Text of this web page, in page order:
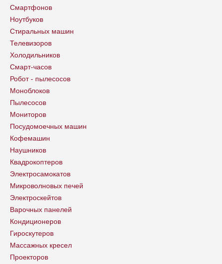
Смартфонов
Ноутбуков
Стиральных машин
Телевизоров
Холодильников
Смарт-часов
Робот - пылесосов
Моноблоков
Пылесосов
Мониторов
Посудомоечных машин
Кофемашин
Наушников
Квадрокоптеров
Электросамокатов
Микроволновых печей
Электроскейтов
Варочных панелей
Кондиционеров
Гироскутеров
Массажных кресел
Проекторов